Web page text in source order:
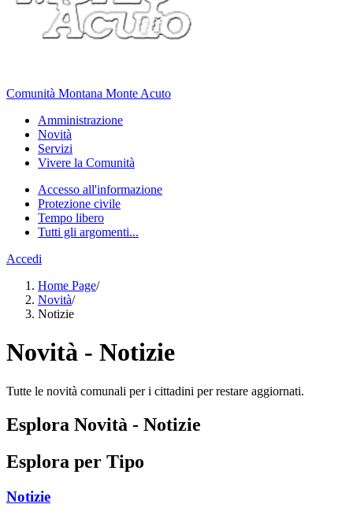
Comunità Montana Monte Acuto
Amministrazione
Novità
Servizi
Vivere la Comunità
Accesso all'informazione
Protezione civile
Tempo libero
Tutti gli argomenti...
Accedi
Home Page/
Novità/
Notizie
Novità - Notizie
Tutte le novità comunali per i cittadini per restare aggiornati.
Esplora Novità - Notizie
Esplora per Tipo
Notizie